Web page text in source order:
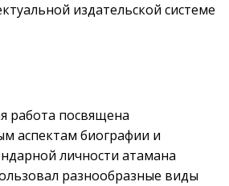
издательской системе
работа посвящена
аспектам биографии и
личности атамана
разнообразные виды